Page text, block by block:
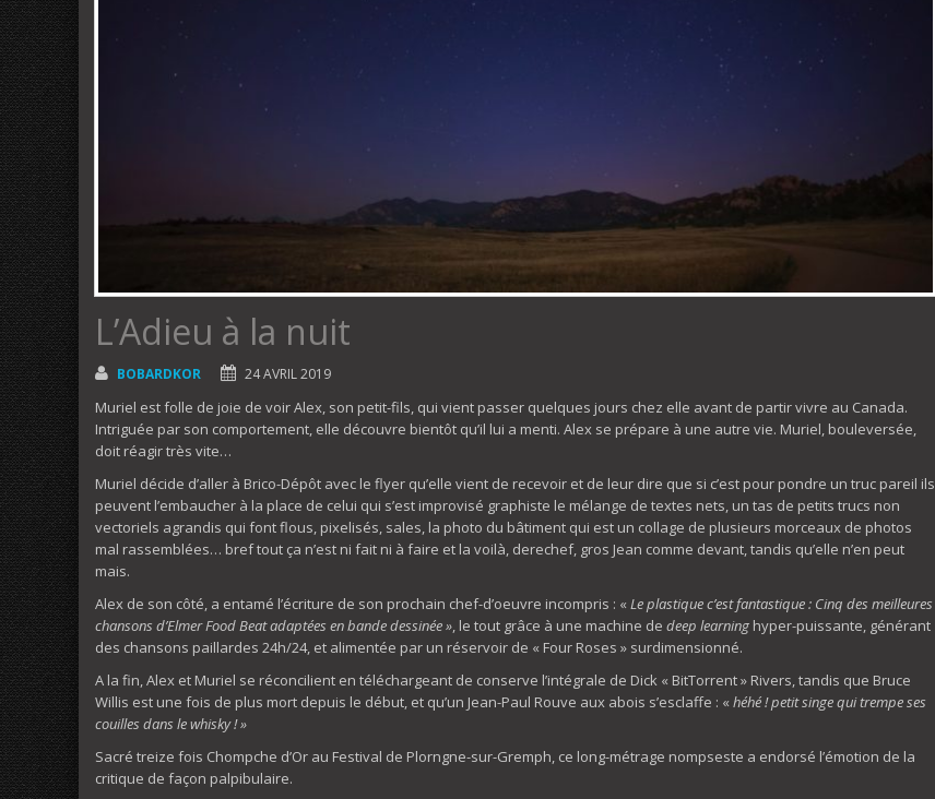
L’Adieu à la nuit
BOBARDKOR 24 AVRIL 2019
Muriel est folle de joie de voir Alex, son petit-fils, qui vient passer quelques jours chez elle avant de partir vivre au Canada.
Intriguée par son comportement, elle découvre bientôt qu’il lui a menti. Alex se prépare à une autre vie. Muriel, bouleversée,
doit réagir très vite…
Muriel décide d’aller à Brico-Dépôt avec le flyer qu’elle vient de recevoir et de leur dire que si c’est pour pondre un truc pareil ils
peuvent l’embaucher à la place de celui qui s’est improvisé graphiste le mélange de textes nets, un tas de petits trucs non
vectoriels agrandis qui font flous, pixelisés, sales, la photo du bâtiment qui est un collage de plusieurs morceaux de photos
mal rassemblées… bref tout ça n’est ni fait ni à faire et la voilà, derechef, gros Jean comme devant, tandis qu’elle n’en peut
mais.
Alex de son côté, a entamé l’écriture de son prochain chef-d’oeuvre incompris : «Le plastique c’est fantastique : Cinq des meilleures
chansons d’Elmer Food Beat adaptées en bande dessinée », le tout grâce à une machine de deep learning hyper-puissante, générant
des chansons paillardes 24h/24, et alimentée par un réservoir de « Four Roses » surdimensionné.
A la fin, Alex et Muriel se réconcilient en téléchargeant de conserve l’intégrale de Dick « BitTorrent » Rivers, tandis que Bruce
Willis est une fois de plus mort depuis le début, et qu’un Jean-Paul Rouve aux abois s’esclaffe : «héhé ! petit singe qui trempe ses
couilles dans le whisky ! »
Sacré treize fois Chompche d’Or au Festival de Plorngne-sur-Gremph, ce long-métrage nompseste a endorsé l’émotion de la
critique de façon palpibulaire.